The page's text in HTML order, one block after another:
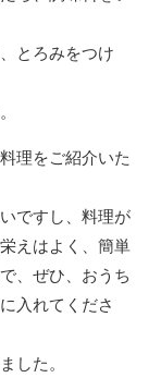
とろみをつけ
理をご紹介いた
ですし、料理が
えはよく、簡単
、ぜひ、おうち
入れてくださ
した。